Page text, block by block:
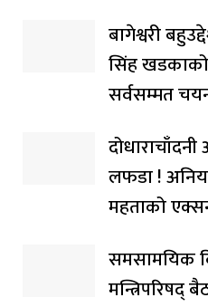
बागेश्वरी
सिंह खडकाको
सर्वसम्मत
लफडा !
महताको
समसामयिक